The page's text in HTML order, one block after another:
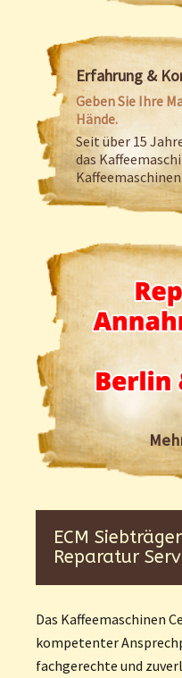
Erfahrung &
Geben Sie Ihre
Hände.
Seit über 15
das
Kaffeemaschinen.
ECM
Reparatur
Das Kaffeemaschinen
kompetenter
fachgerechte und